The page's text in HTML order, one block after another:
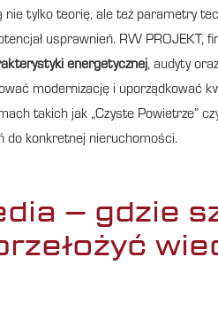
tylko teorię, ale też parametry
usprawnień. RW PROJEKT,
energetycznej, audyty
modernizację i uporządkować
takich jak „Czyste Powietrze” czy
do konkretnej nieruchomości.
– gdzie